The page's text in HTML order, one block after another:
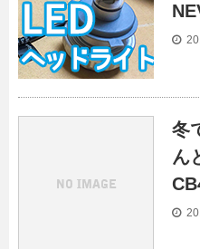
冬
ん